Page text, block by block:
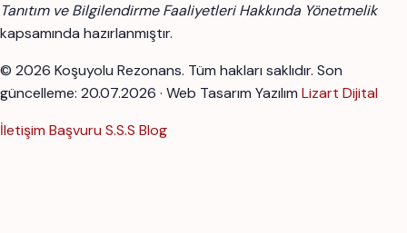
Tanıtım ve Bilgilendirme Faaliyetleri Hakkında Yönetmelik
kapsamında hazırlanmıştır.
© 2026 Koşuyolu Rezonans. Tüm hakları saklıdır. Son
güncelleme: 20.07.2026 · Web Tasarım Yazılım Lizart Dijital
İletişim Başvuru S.S.S Blog